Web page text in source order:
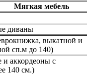
Мягкая мебель
диваны
выкатной и
сп.м до 140)
аккордеоны с
140 см.)